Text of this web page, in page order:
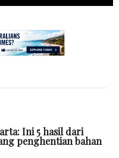
Ini 5 hasil dari
penghentian bahan